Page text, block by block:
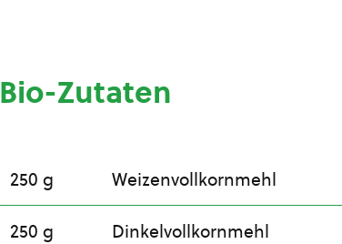
Bio-Zutaten
250 g Weizenvollkornmehl
250 g Dinkelvollkornmehl